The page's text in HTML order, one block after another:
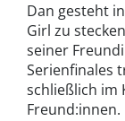
Dan gesteht
Girl zu
seiner
Serienfinales
schließlich im
Freund:innen.